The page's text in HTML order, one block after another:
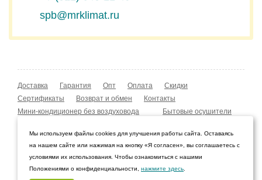
spb@mrklimat.ru
Доставка Гарантия Опт Оплата
Скидки
Сертификаты
Возврат и обмен
Контакты
Мини-кондиционер без воздуховода
Бытовые осушители
Мобильные кондиционеры
Охладители воздуха
Мойка воздуха Boneco W210
© 2009–2026 Интернет-магазин «Мистер Климат»
Мы используем файлы cookies для улучшения работы сайта. Оставаясь
на нашем сайте или нажимая на кнопку «Я согласен», вы соглашаетесь с
условиями их использования. Чтобы ознакомиться с нашими
Положениями о конфиденциальности, нажмите здесь